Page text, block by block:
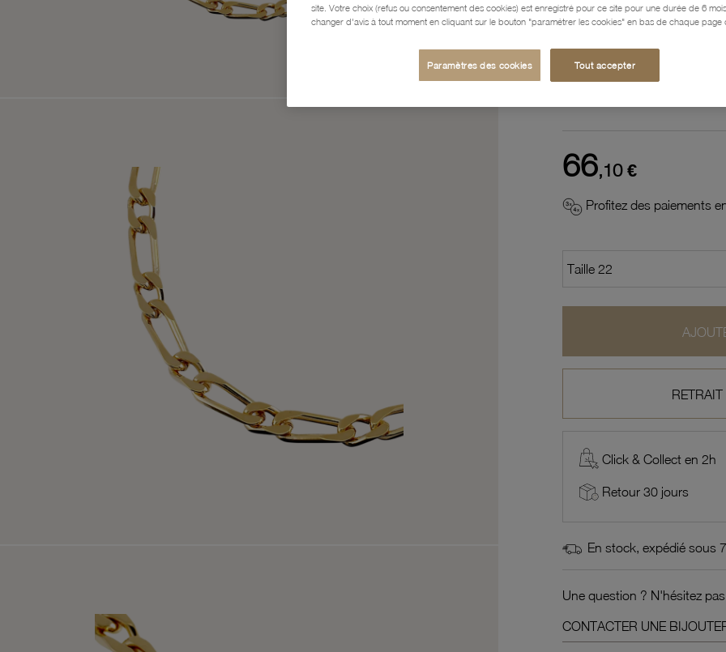
66,10 €
Profitez des paiements
Click & Collect en 2h
Retour 30 jours
En stock, expédié sous
Une question ? N'hésitez
CONTACTER UNE
site. Votre choix (refus ou consentement des cookies) est enregistré pour ce site pour une durée de 6
changer d'avis à tout moment en cliquant sur le bouton "paramétrer les cookies" en bas de chaque page
Paramètres des cookies Tout accepter